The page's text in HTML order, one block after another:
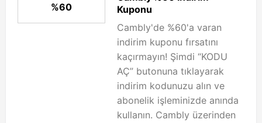
%60
Kuponu
Cambly'de %60'a varan
indirim kuponu fırsatını
kaçırmayın! Şimdi “KODU
AÇ” butonuna tıklayarak
indirim kodunuzu alın ve
abonelik işleminizde anında
kullanın. Cambly üzerinden